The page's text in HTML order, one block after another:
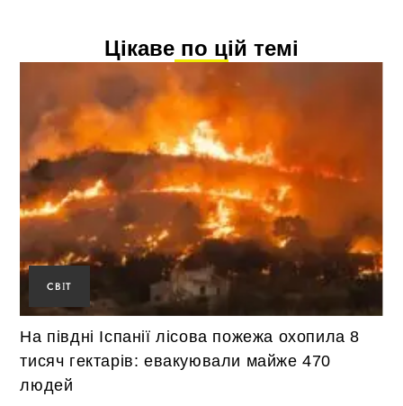
Цікаве по цій темі
СВІТ
На півдні Іспанії лісова пожежа охопила 8
тисяч гектарів: евакуювали майже 470
людей